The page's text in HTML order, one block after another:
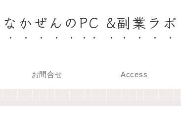
なかぜんのPC &副業ラボ
お問合せ Access